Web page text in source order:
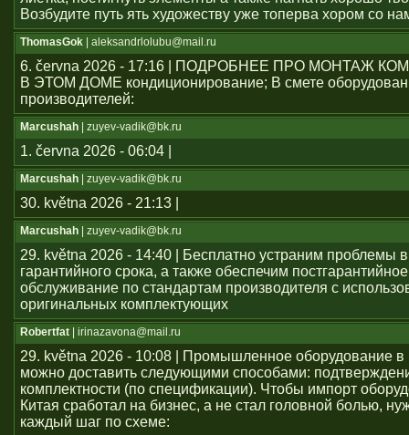
Возбудите путь ять художеству уже топерва хором со
ThomasGok | aleksandrlolubu@mail.ru
6. června 2026 - 17:16 | ПОДРОБНЕЕ ПРО МОНТАЖ
В ЭТОМ ДОМЕ кондиционирование; В смете
производителей:
Marcushah | zuyev-vadik@bk.ru
1. června 2026 - 06:04 |
Marcushah | zuyev-vadik@bk.ru
30. května 2026 - 21:13 |
Marcushah | zuyev-vadik@bk.ru
29. května 2026 - 14:40 | Бесплатно устраним проблемы
гарантийного срока, а также обеспечим постгарантийное
обслуживание по стандартам производителя с
оригинальных комплектующих
Robertfat | irinazavona@mail.ru
29. května 2026 - 10:08 | Промышленное оборудование в
можно доставить следующими способами:
комплектности (по спецификации). Чтобы импорт
Китая сработал на бизнес, а не стал головной болью,
каждый шаг по схеме: